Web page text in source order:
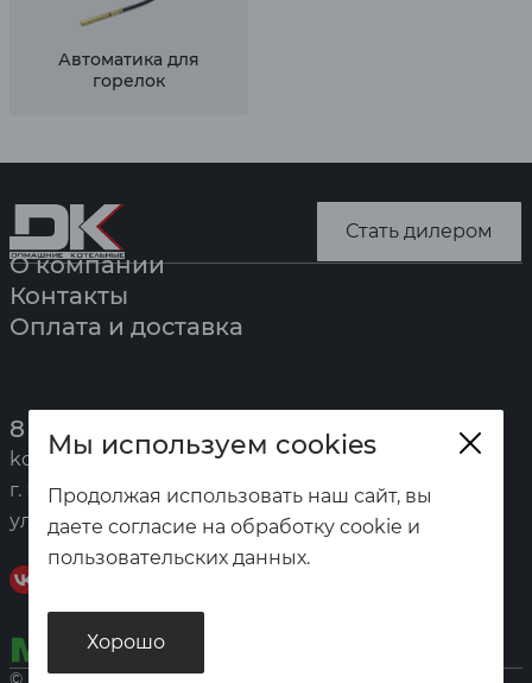
Автоматика для
горелок
Стать дилером
О компании
Контакты
Оплата и доставка
8 (391) 247-7777
kotel@zota.ru
г. Красноярск,
ул. Калинина, 53а
Мы используем cookies
Продолжая использовать наш сайт, вы
даете согласие на обработку cookie и
пользовательских данных.
Хорошо